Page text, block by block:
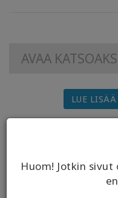
Huom! Jotkin
AVAA
LUE LISÄÄ